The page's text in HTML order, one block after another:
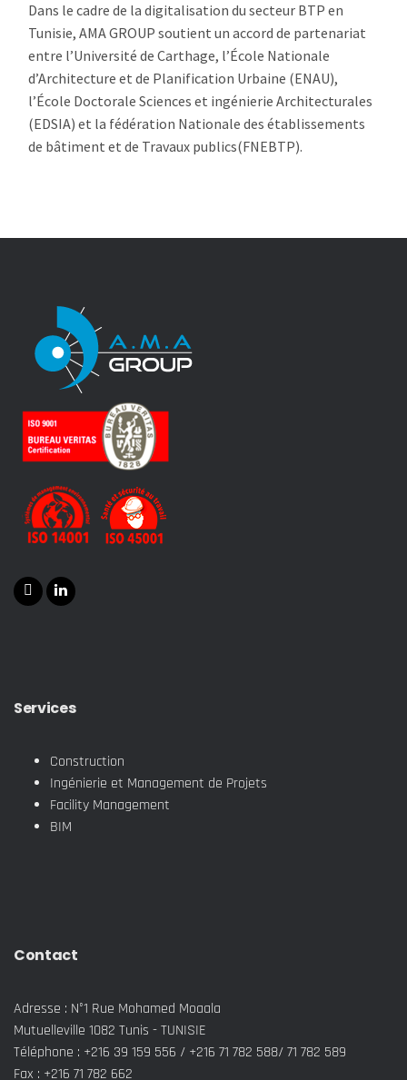
Dans le cadre de la digitalisation du secteur BTP en
Tunisie, AMA GROUP soutient un accord de partenariat
entre l’Université de Carthage, l’École Nationale
d’Architecture et de Planification Urbaine (ENAU),
l’École Doctorale Sciences et ingénierie Architecturales
(EDSIA) et la fédération Nationale des établissements
de bâtiment et de Travaux publics(FNEBTP).
Services
Construction
Ingénierie et Management de Projets
Facility Management
BIM
Contact
Adresse : N°1 Rue Mohamed Moaala
Mutuelleville 1082 Tunis - TUNISIE
Téléphone : +216 39 159 556 / +216 71 782 588/ 71 782 589
Fax : +216 71 782 662